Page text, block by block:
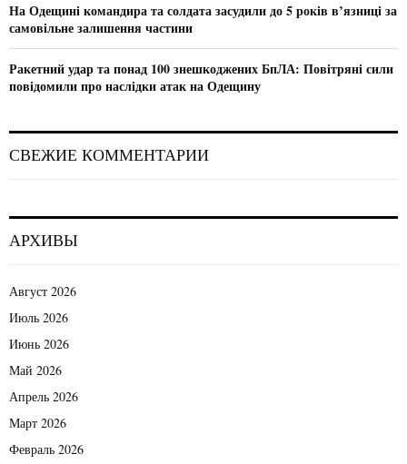
На Одещині командира та солдата засудили до 5 років в’язниці за
самовільне залишення частини
Ракетний удар та понад 100 знешкоджених БпЛА: Повітряні сили
повідомили про наслідки атак на Одещину
СВЕЖИЕ КОММЕНТАРИИ
АРХИВЫ
Август 2026
Июль 2026
Июнь 2026
Май 2026
Апрель 2026
Март 2026
Февраль 2026